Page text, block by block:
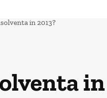
in 2013?
in